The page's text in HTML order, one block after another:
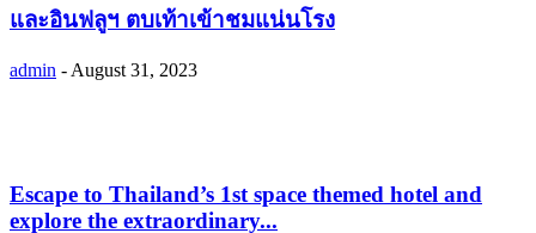
และอินฟลูฯ ตบเท้าเข้าชมแน่นโรง
admin - August 31, 2023
Escape to Thailand’s 1st space themed hotel and
explore the extraordinary...